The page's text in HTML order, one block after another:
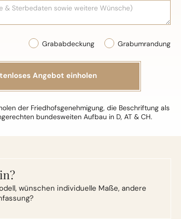
Grabumrandung
Grababdeckung
der Friedhofsgenehmigung, die Beschriftung als
bundesweiten Aufbau in D, AT & CH.
wünschen individuelle Maße, andere